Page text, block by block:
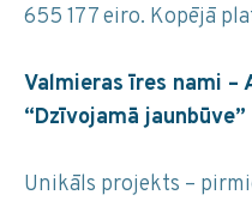
655 177 eiro. Kopējā
Valmieras īres nami –
“Dzīvojamā jaunbūve”
Unikāls projekts –